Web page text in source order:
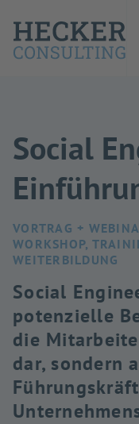
Social
VORTRAG +
WORKSHOP,
WEITERBILDUNG
Social
potenzielle
die
dar, sondern